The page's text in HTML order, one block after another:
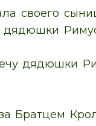
своего
дядюшки
Братцем